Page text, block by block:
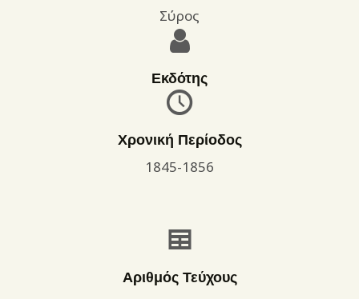
Σύρος
Εκδότης
Χρονική Περίοδος
1845-1856
Αριθμός Τεύχους